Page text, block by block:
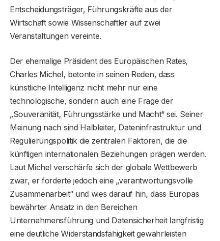
Entscheidungsträger, Führungskräfte aus der
Wirtschaft sowie Wissenschaftler auf zwei
Veranstaltungen vereinte.
Der ehemalige Präsident des Europäischen Rates,
Charles Michel, betonte in seinen Reden, dass
künstliche Intelligenz nicht mehr nur eine
technologische, sondern auch eine Frage der
„Souveränität, Führungsstärke und Macht“ sei. Seiner
Meinung nach sind Halbleiter, Dateninfrastruktur und
Regulierungspolitik die zentralen Faktoren, die die
künftigen internationalen Beziehungen prägen werden.
Laut Michel verschärfe sich der globale Wettbewerb
zwar, er forderte jedoch eine „verantwortungsvolle
Zusammenarbeit“ und wies darauf hin, dass Europas
bewährter Ansatz in den Bereichen
Unternehmensführung und Datensicherheit langfristig
eine deutliche Widerstandsfähigkeit gewährleisten